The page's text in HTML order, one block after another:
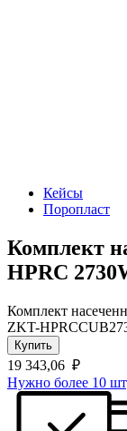
Кейсы
Поропласт
Комплект
HPRC
Комплект
ZKT-
Купить
19 343,06 ₽
Нужно более 10